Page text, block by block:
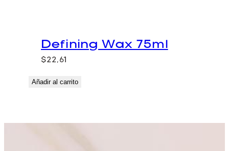
Defining Wax 75ml
$22,61
Añadir al carrito